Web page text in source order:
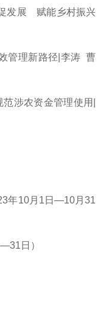
发展 赋能乡村振兴
管理新路径|李涛 曹
涉农资金管理使用|
年10月1日—10月31
日）